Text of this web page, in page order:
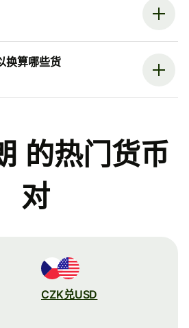
换算哪些货
的热门货币
对
CZK兑USD